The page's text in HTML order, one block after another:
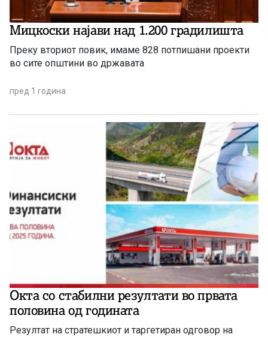
Мицкоски најави над 1.200 градилишта
Преку вториот повик, имаме 828 потпишани проекти
во сите општини во државата
пред 1 година
Окта со стабилни резултати во првата
половина од годината
Резултат на стратешкиот и таргетиран одговор на